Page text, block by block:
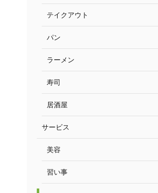
テイクアウト
パン
ラーメン
寿司
居酒屋
サービス
美容
習い事